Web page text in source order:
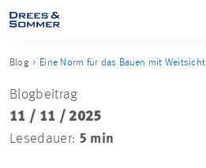
Blog Eine Norm für das Bauen mit Weitsicht
Blogbeitrag
11 / 11 / 2025
Lesedauer: 5 min